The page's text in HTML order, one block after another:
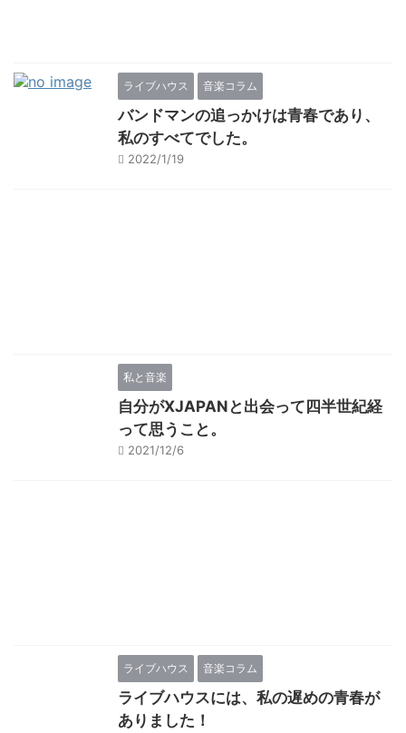
ライブハウス 音楽コラム
バンドマンの追っかけは青春であり、
私のすべてでした。
2022/1/19
私と音楽
自分がXJAPANと出会って四半世紀経
って思うこと。
2021/12/6
ライブハウス 音楽コラム
ライブハウスには、私の遅めの青春が
ありました！